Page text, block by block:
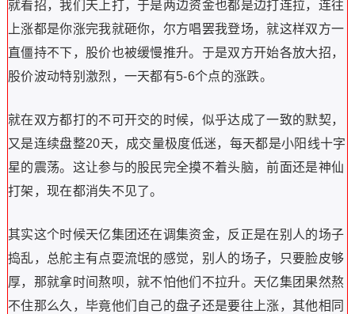
就看招，我们天上打，于是两边资金也都是边打连拉，连往
上涨都是你涨完我就砸你，尔方唱罢我登场，就这样双方一
直僵持不下，股价也被缓慢推升。于是双方开始各放大招，
股价波动特别激烈，一天都有5-6个点的涨跌。
就在双方都打的不可开交的时候，似乎达成了一致的默契，
又是连续盘整20天，成交量极度低迷，每天都是小阳线十字
星的震荡。这让参与的股民完全摸不着头脑，前面还是神仙
打架，现在都消失不见了。
其实这个时候天亿集团还在调集资金，反正是在别人的场子
捣乱，总舵主有点耍流氓的感觉，别人的场子，只要脸皮够
厚，那就拿时间熬呗，就不怕他们不拉升。天亿集团果然熬
不住那么久，毕竟他们自己的盘子还是要往上涨，其他相同